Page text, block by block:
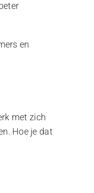
en
met zich
Hoe je dat